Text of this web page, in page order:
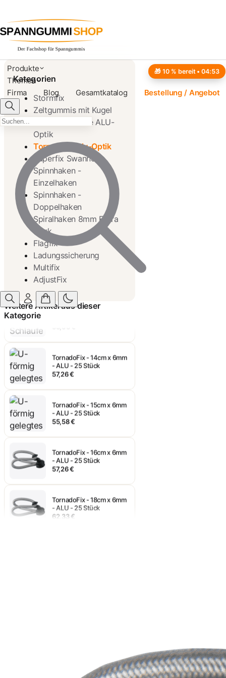
Produkte
Themen
Firma
Blog Gesamtkatalog Bestellung / Angebot
Kategorien
Stormfix
Zeltgummis mit Kugel
Stormfix Double ALU-
Optik
Tornadofix Alu-Optik
Superfix Swanneck
Spinnhaken -
Einzelhaken
Spinnhaken -
Doppelhaken
Spiralhaken 8mm Extra
stark
Flagfix
Ladungssicherung
Multifix
AdjustFix
Weitere Artikel aus dieser
Kategorie
TornadoFix - 10cm x 6mm
- ALU 25 Stück
53,06 €
TornadoFix - 12cm x 6mm
- ALU - 25 Stück
- ALU - 25 Stück
57,26 €
- ALU - 25 Stück
55,58 €
- ALU - 25 Stück
57,26 €
- ALU - 25 Stück
62,33 €
🎁 10 % bereit •04:52